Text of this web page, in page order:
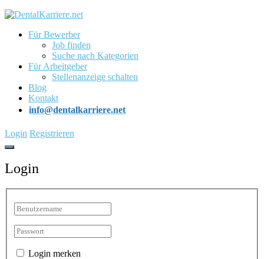
Für Bewerber
Job finden
Suche nach Kategorien
Für Arbeitgeber
Stellenanzeige schalten
Blog
Kontakt
info@dentalkarriere.net
Login Registrieren
Login
Login merken